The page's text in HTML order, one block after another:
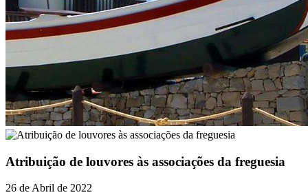
Atribuição de louvores às associações da freguesia
26 de Abril de 2022